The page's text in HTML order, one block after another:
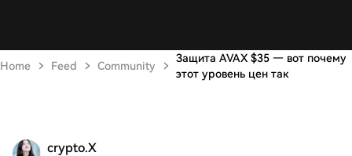
Home Feed Community
Защита AVAX $35 — вот почему
этот уровень цен так
crypto.X